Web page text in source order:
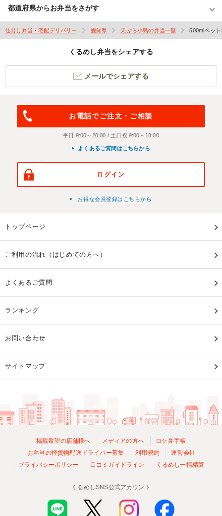
都道府県からお弁当をさがす
仕出し弁当・宅配デリバリー 愛知県 天ぷら小島の弁当一覧 500mlペッ
くるめし弁当をシェアする
メールでシェアする
お電話でご注文・ご相談
平日 9:00～20:00 / 土日祝 9:00～18:00
よくあるご質問はこちらから
ログイン
お得な会員登録はこちらから
トップページ
ご利用の流れ（はじめての方へ）
よくあるご質問
ランキング
お問い合わせ
サイトマップ
掲載希望の店舗様へ メディアの方へ
ロケ弁手帳
お弁当の軽貨物配送ドライバー募集
利用規約
運営会社
プライバシーポリシー
口コミガイドライン くるめし一括精算
くるめしSNS公式アカウント